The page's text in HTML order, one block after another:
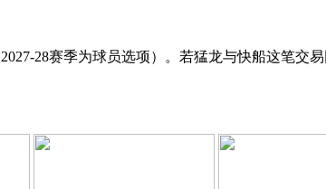
28赛季为球员选项）。若猛龙与快船这笔交